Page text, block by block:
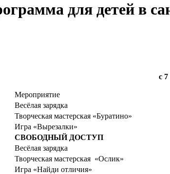
для детей в
с 7
Мероприятие
Весёлая зарядка
Творческая мастерская «Буратино»
Игра «Вырезалки»
СВОБОДНЫЙ ДОСТУП
Весёлая зарядка
Творческая мастерская «Ослик»
Игра «Найди отличия»